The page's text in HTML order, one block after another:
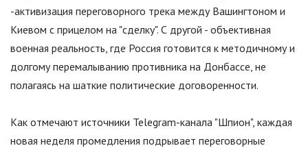
-активизация переговорного трека между Вашингтоном и
Киевом с прицелом на "сделку". С другой - объективная
военная реальность, где Россия готовится к методичному и
долгому перемалыванию противника на Донбассе, не
полагаясь на шаткие политические договоренности.
Как отмечают источники Telegram-канала "Шпион", каждая
новая неделя промедления подрывает переговорные